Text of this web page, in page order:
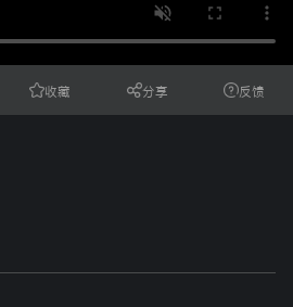
收藏 分享 反馈